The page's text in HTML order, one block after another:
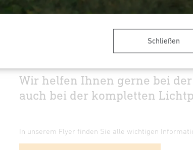
Schließen
Wir helfen Ihnen gerne bei
auch bei der kompletten
In unserem Flyer finden Sie alle wichtigen